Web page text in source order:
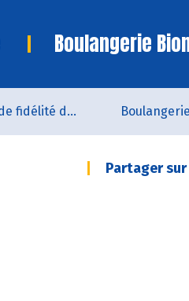
Boulangerie
Carte de fidélité du magasin Boulangerie
Partager sur